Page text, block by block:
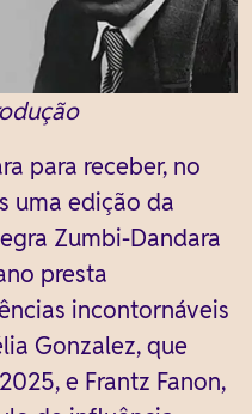
para receber, no
uma edição da
Zumbi-Dandara
presta
incontornáveis
Gonzalez, que
e Frantz Fanon,